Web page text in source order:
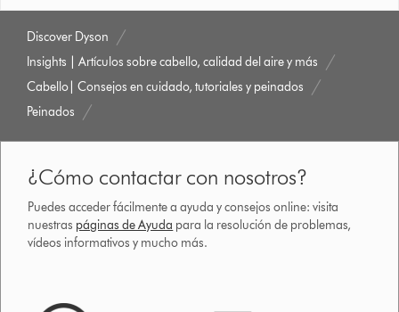
en
Discover Dyson
Insights | Artículos sobre cabello, calidad del aire y más
Cabello| Consejos en cuidado, tutoriales y peinados
Peinados
¿Cómo contactar con nosotros?
Puedes acceder fácilmente a ayuda y consejos online: visita
nuestras páginas de Ayuda para la resolución de problemas,
vídeos informativos y mucho más.